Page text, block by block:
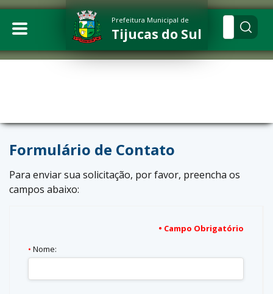
Prefeitura Municipal de
Tijucas do Sul
Formulário de Contato
Para enviar sua solicitação, por favor, preencha os
campos abaixo:
• Campo Obrigatório
• Nome: